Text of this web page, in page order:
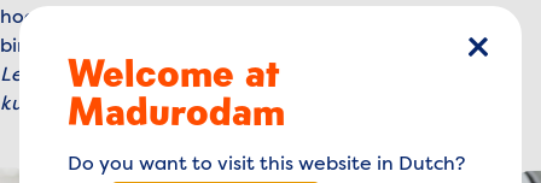
hoe klinkt een pizza of een lekkere salade? Je kunt
binnen én buiten zitten.
Let op: de openingstijden van het Panorama Café
kunnen variëren.
sluiten
Welcome at
Madurodam
Do you want to visit this website in Dutch?